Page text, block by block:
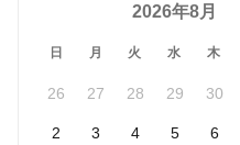
2026年8月
日 月 火 水 木
26 27 28 29 30
2 3 4 5 6